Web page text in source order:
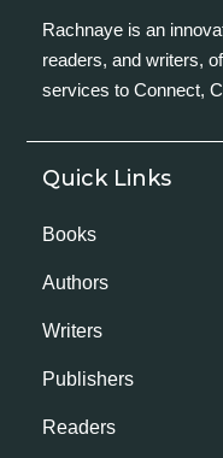
Rachnaye is an
readers, and writers,
services to Connect,
Quick Links
Books
Authors
Writers
Publishers
Readers